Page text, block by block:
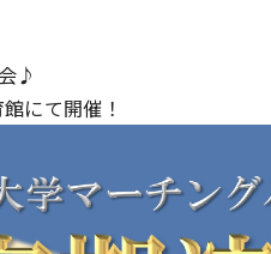
♪
にて開催！